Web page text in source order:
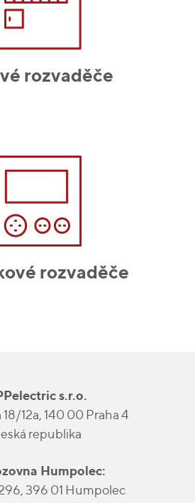
rozvaděče
rozvaděče
s.r.o.
12a, 140 00 Praha 4
republika
Humpolec:
396 01 Humpolec